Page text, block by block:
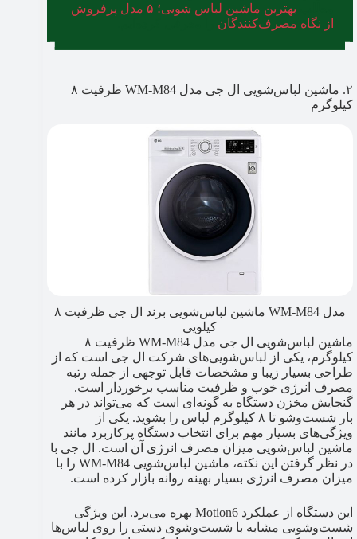
بهترین ماشین لباس شویی؛ ۵ مدل پرفروش
از نگاه مصرف‌کنندگان
۲. ماشین لباس‌شویی ال جی مدل WM-M84 ظرفیت ۸
کیلوگرم
مدل WM-M84 ماشین لباس‌شویی برند ال جی ظرفیت ۸
کیلویی
ماشین لباس‌شویی ال جی مدل WM-M84 ظرفیت ۸
کیلوگرم، یکی از لباس‌شویی‌های شرکت ال جی است که از
طراحی بسیار زیبا و مشخصات قابل توجهی از جمله رتبه
مصرف انرژی خوب و ظرفیت مناسب برخوردار است.
گنجایش مخزن دستگاه به گونه‌ای است که می‌تواند در هر
بار شست‌وشو تا ۸ کیلوگرم لباس را بشوید. یکی از
ویژگی‌های بسیار مهم برای انتخاب دستگاه پرکاربرد مانند
ماشین لباس‌شویی میزان مصرف انرژی آن است. ال جی با
در نظر گرفتن این نکته، ماشین لباس‌شویی WM-M84 را با
میزان مصرف انرژی بسیار بهینه روانه بازار کرده است.
این دستگاه از عملکرد Motion6 بهره می‌برد. این ویژگی
شست‌وشویی مشابه با شست‌وشوی دستی را روی لباس‌ها